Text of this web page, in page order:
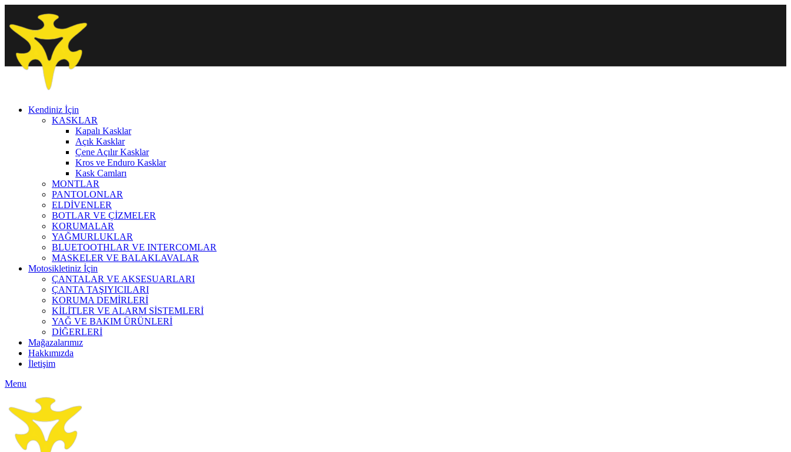
Kendiniz İçin
KASKLAR
Kapalı Kasklar
Açık Kasklar
Çene Açılır Kasklar
Kros ve Enduro Kasklar
Kask Camları
MONTLAR
PANTOLONLAR
ELDİVENLER
BOTLAR VE ÇİZMELER
KORUMALAR
YAĞMURLUKLAR
BLUETOOTHLAR VE INTERCOMLAR
MASKELER VE BALAKLAVALAR
Motosikletiniz İçin
ÇANTALAR VE AKSESUARLARI
ÇANTA TAŞIYICILARI
KORUMA DEMİRLERİ
KİLİTLER VE ALARM SİSTEMLERİ
YAĞ VE BAKIM ÜRÜNLERİ
DİĞERLERİ
Mağazalarımız
Hakkımızda
İletişim
Menu